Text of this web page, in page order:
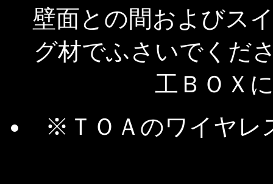
壁面との間およびス
グ材でふさいでくだ
工ＢＯＸ
※ＴＯＡのワイヤレ